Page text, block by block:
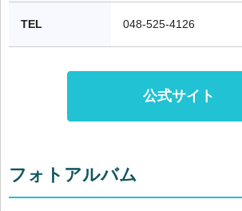
TEL 048-525-4126
公式サイト
フォトアルバム